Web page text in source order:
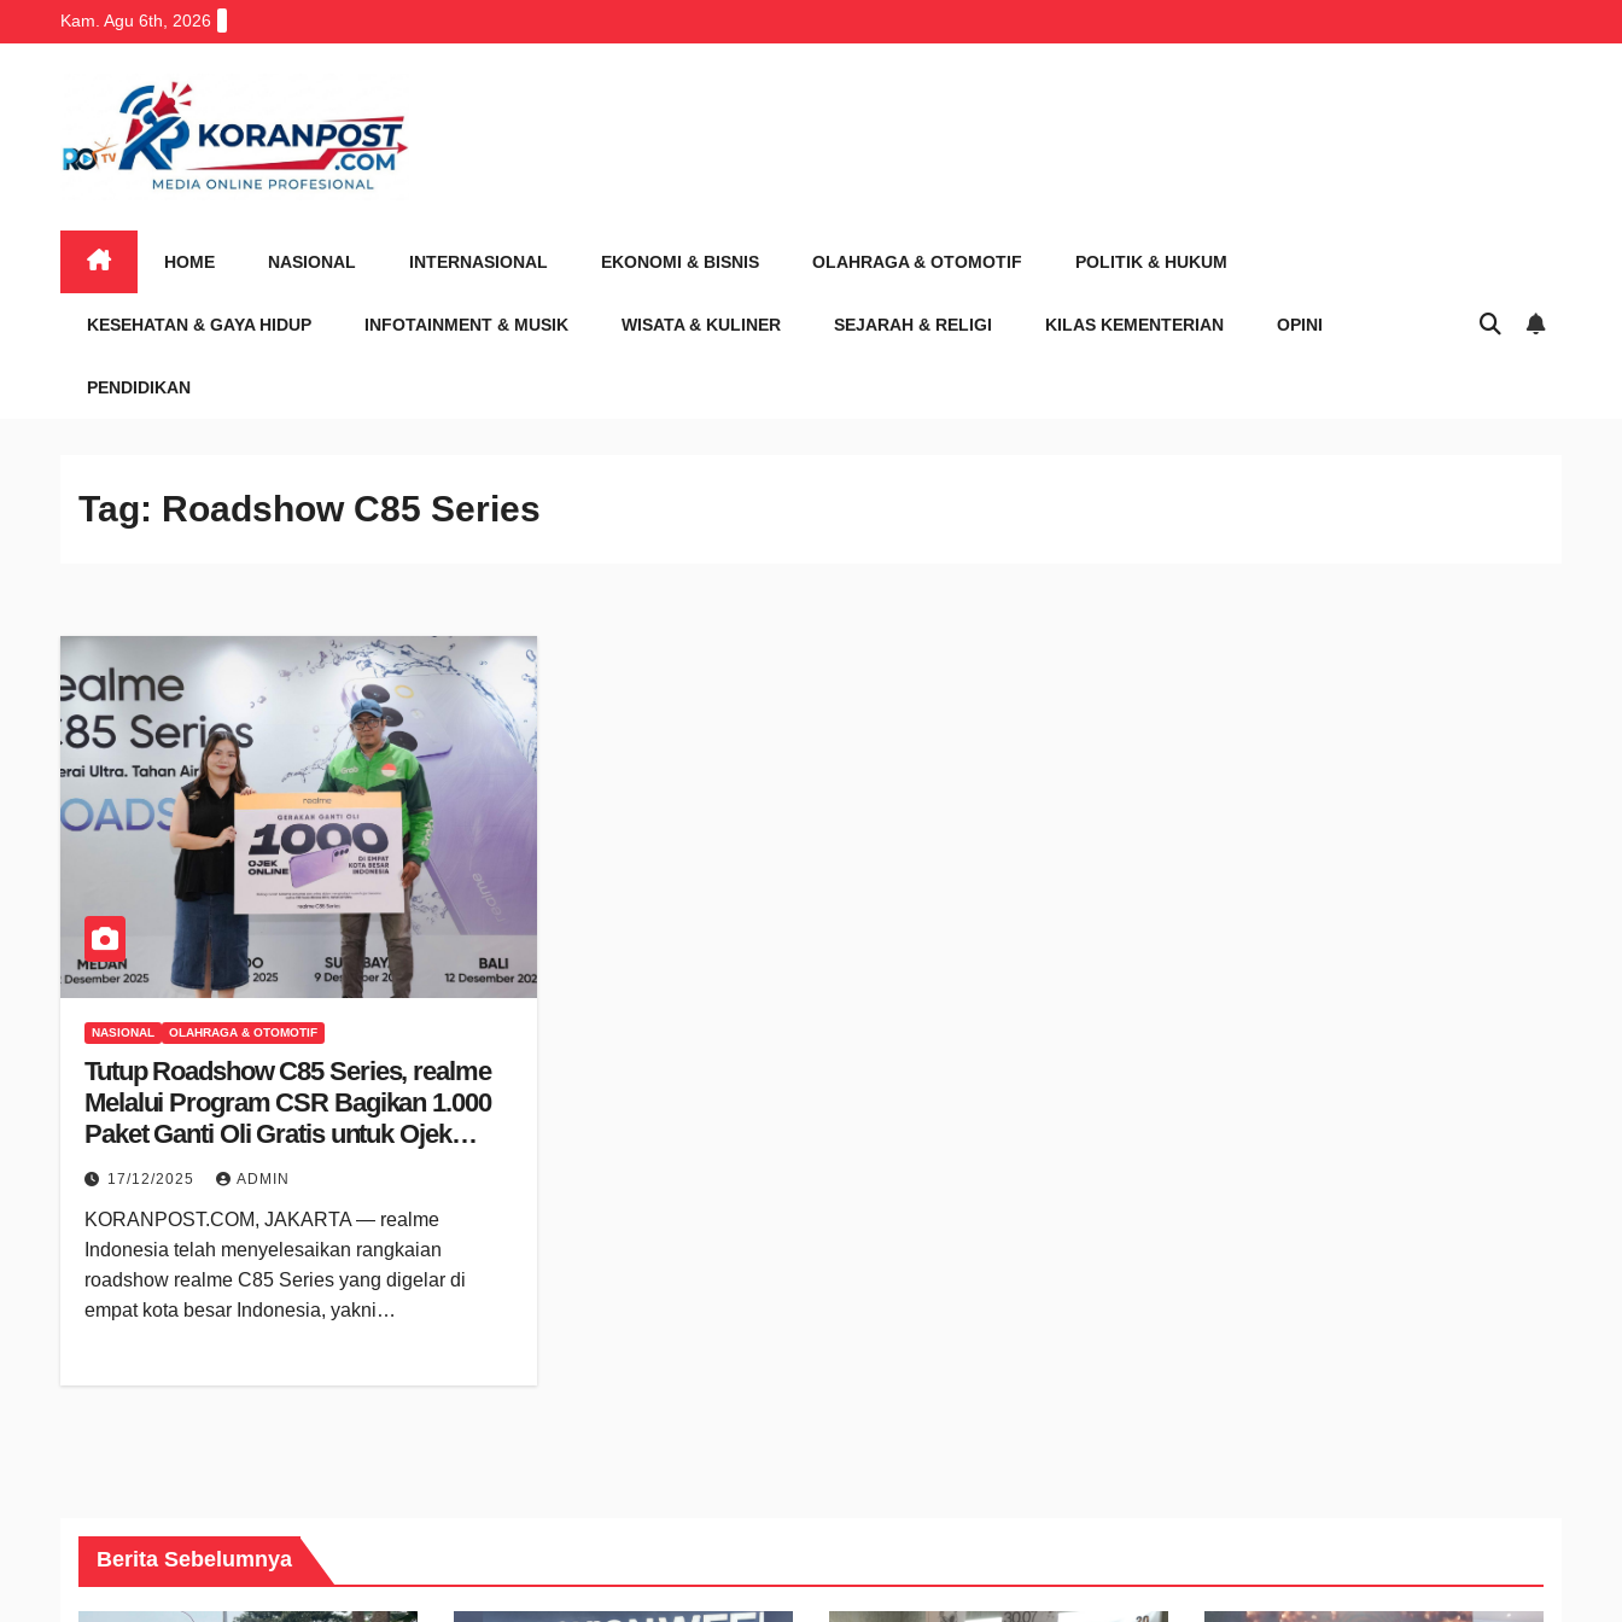
Kam. Agu 6th, 2026
HOME NASIONAL INTERNASIONAL EKONOMI & BISNIS OLAHRAGA & OTOMOTIF POLITIK & HUKUM
KESEHATAN & GAYA HIDUP INFOTAINMENT & MUSIK WISATA & KULINER SEJARAH & RELIGI KILAS KEMENTERIAN OPINI
PENDIDIKAN
Tag: Roadshow C85 Series
NASIONAL OLAHRAGA & OTOMOTIF
Tutup Roadshow C85 Series, realme
Melalui Program CSR Bagikan 1.000
Paket Ganti Oli Gratis untuk Ojek
Online
17/12/2025 ADMIN
KORANPOST.COM, JAKARTA — realme
Indonesia telah menyelesaikan rangkaian
roadshow realme C85 Series yang digelar di
empat kota besar Indonesia, yakni…
Berita Sebelumnya